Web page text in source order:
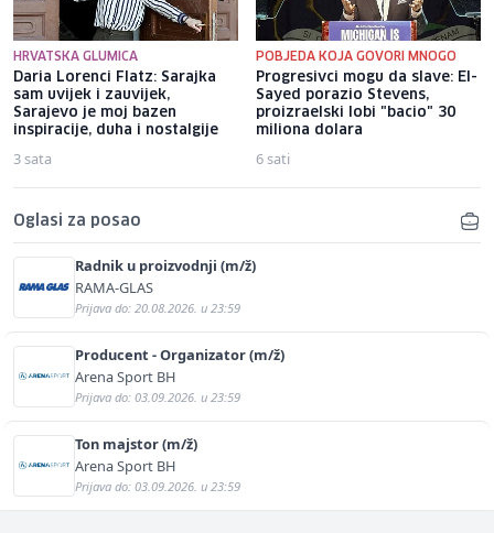
HRVATSKA GLUMICA
Daria Lorenci Flatz: Sarajka
sam uvijek i zauvijek,
Sarajevo je moj bazen
inspiracije, duha i nostalgije
3 sata
POBJEDA KOJA GOVORI MNOGO
Progresivci mogu da slave: El-
Sayed porazio Stevens,
proizraelski lobi "bacio" 30
miliona dolara
6 sati
Oglasi za posao
Radnik u proizvodnji (m/ž)
RAMA-GLAS
Prijava do: 20.08.2026. u 23:59
Producent - Organizator (m/ž)
Arena Sport BH
Prijava do: 03.09.2026. u 23:59
Ton majstor (m/ž)
Arena Sport BH
Prijava do: 03.09.2026. u 23:59